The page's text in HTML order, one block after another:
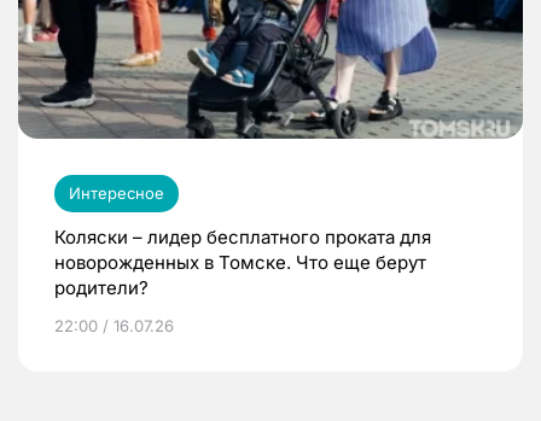
Интересное
Коляски – лидер бесплатного проката для
новорожденных в Томске. Что еще берут
родители?
22:00 / 16.07.26